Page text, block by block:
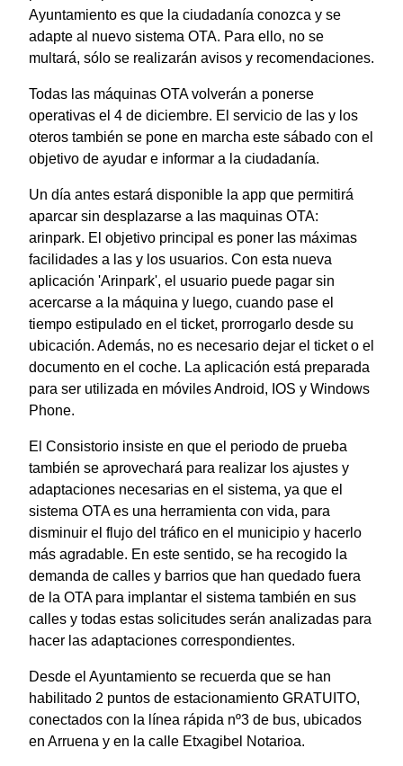
Ayuntamiento es que la ciudadanía conozca y se
adapte al nuevo sistema OTA. Para ello, no se
multará, sólo se realizarán avisos y recomendaciones.
Todas las máquinas OTA volverán a ponerse
operativas el 4 de diciembre. El servicio de las y los
oteros también se pone en marcha este sábado con el
objetivo de ayudar e informar a la ciudadanía.
Un día antes estará disponible la app que permitirá
aparcar sin desplazarse a las maquinas OTA:
arinpark. El objetivo principal es poner las máximas
facilidades a las y los usuarios. Con esta nueva
aplicación 'Arinpark', el usuario puede pagar sin
acercarse a la máquina y luego, cuando pase el
tiempo estipulado en el ticket, prorrogarlo desde su
ubicación. Además, no es necesario dejar el ticket o el
documento en el coche. La aplicación está preparada
para ser utilizada en móviles Android, IOS y Windows
Phone.
El Consistorio insiste en que el periodo de prueba
también se aprovechará para realizar los ajustes y
adaptaciones necesarias en el sistema, ya que el
sistema OTA es una herramienta con vida, para
disminuir el flujo del tráfico en el municipio y hacerlo
más agradable. En este sentido, se ha recogido la
demanda de calles y barrios que han quedado fuera
de la OTA para implantar el sistema también en sus
calles y todas estas solicitudes serán analizadas para
hacer las adaptaciones correspondientes.
Desde el Ayuntamiento se recuerda que se han
habilitado 2 puntos de estacionamiento GRATUITO,
conectados con la línea rápida nº3 de bus, ubicados
en Arruena y en la calle Etxagibel Notarioa.